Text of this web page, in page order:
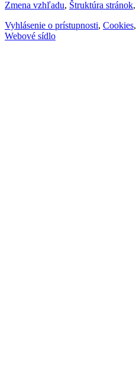
Zmena vzhľadu, Štruktúra stránok,
Vyhlásenie o prístupnosti, Cookies,
Webové sídlo